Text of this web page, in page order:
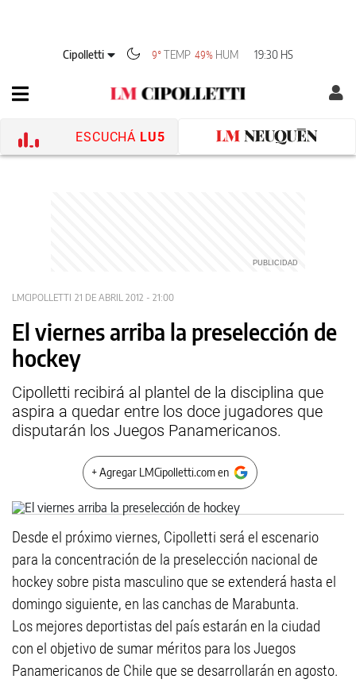
Cipolletti 9° TEMP 49% HUM 19:30 HS
ESCUCHÁ LU5
LMCIPOLLETTI 21 DE ABRIL 2012 - 21:00
El viernes arriba la preselección de
hockey
Cipolletti recibirá al plantel de la disciplina que
aspira a quedar entre los doce jugadores que
disputarán los Juegos Panamericanos.
+ Agregar LMCipolletti.com en
Desde el próximo viernes, Cipolletti será el escenario
para la concentración de la preselección nacional de
hockey sobre pista masculino que se extenderá hasta el
domingo siguiente, en las canchas de Marabunta.
Los mejores deportistas del país estarán en la ciudad
con el objetivo de sumar méritos para los Juegos
Panamericanos de Chile que se desarrollarán en agosto.